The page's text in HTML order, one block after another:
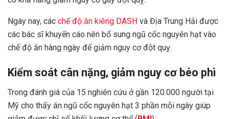
Ngày nay, các chế độ ăn kiêng DASH và Địa Trung Hải được
các bác sĩ khuyến cáo nên bổ sung ngũ cốc nguyên hạt vào
chế độ ăn hàng ngày để giảm nguy cơ đột quỵ.
Kiểm soát cân nặng, giảm nguy cơ béo phì
Trong đánh giá của 15 nghiên cứu ở gần 120.000 người tại
Mỹ cho thấy ăn ngũ cốc nguyên hạt 3 phần mỗi ngày giúp